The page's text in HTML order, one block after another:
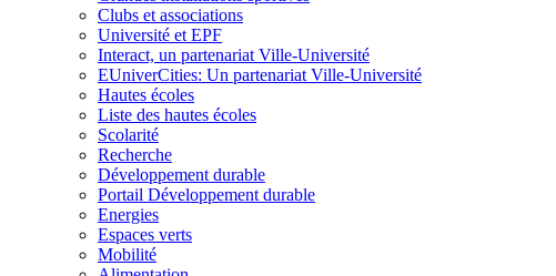
Clubs et associations
Université et EPF
Interact, un partenariat Ville-Université
EUniverCities: Un partenariat Ville-Université
Hautes écoles
Liste des hautes écoles
Scolarité
Recherche
Développement durable
Portail Développement durable
Energies
Espaces verts
Mobilité